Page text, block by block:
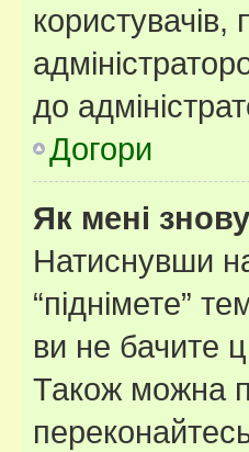
до
Догори
Як мені
Натиснувши
“піднімете”
ви не бачите
Також можна